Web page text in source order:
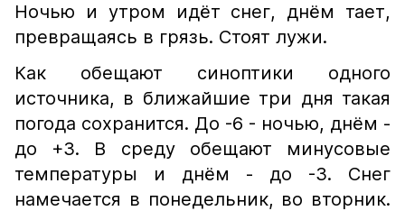
Ночью и утром идёт снег, днём тает,
превращаясь в грязь. Стоят лужи.
Как обещают синоптики одного
источника, в ближайшие три дня такая
погода сохранится. До -6 - ночью, днём -
до +3. В среду обещают минусовые
температуры и днём - до -3. Снег
намечается в понедельник, во вторник.